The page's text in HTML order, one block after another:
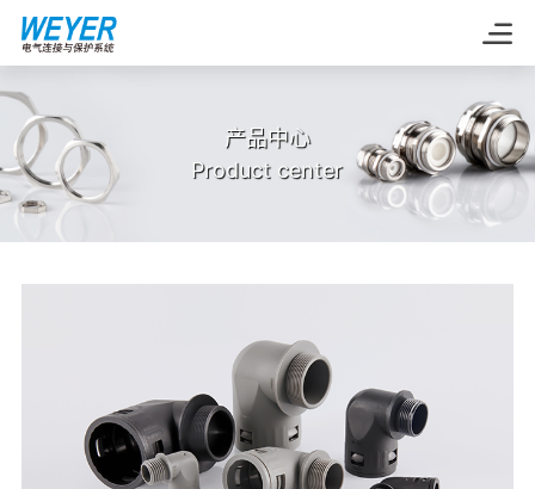
产品中心
Product center